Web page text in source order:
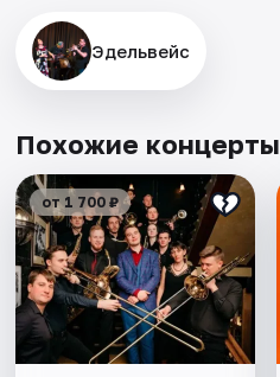
Эдельвейс
Похожие концерты
от 1 700 ₽